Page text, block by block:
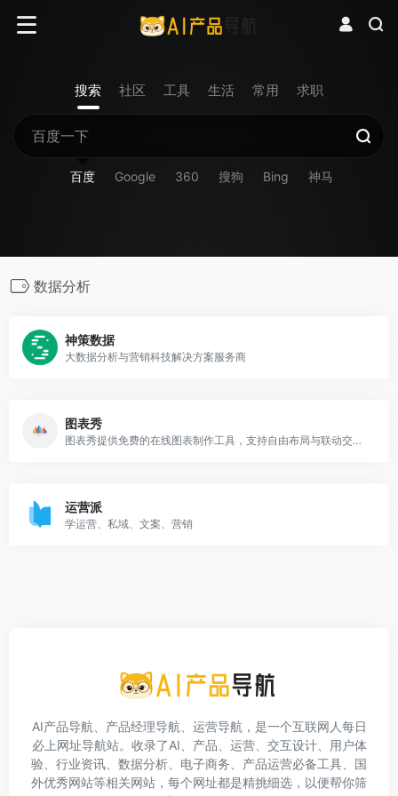
搜索 社区 工具 生活 常用 求职
百度 Google 360 搜狗 Bing 神马
数据分析
神策数据
大数据分析与营销科技解决方案服务商
图表秀
图表秀提供免费的在线图表制作工具，支持自由布局与联动交互分析，操作简单，支持动态交互的高级数据可视化分析图表的制作，图表美观，支持将图表分享到微信、微博等社交网络上。图表工具,免费图表,图表制作软件,数据可视化,数据分析,数据展示,图表软件,可视化分析软,酷炫图表,数据仪表盘,交互式数据,ppt图表,数据分析软件,Excel图表,柱状图,统计图,K线图,雷达图,热力图,关系图,四象限图,标签云
运营派
学运营、私域、文案、营销
AI产品导航、产品经理导航、运营导航，是一个互联网人每日
必上网址导航站。收录了AI、产品、运营、交互设计、用户体
验、行业资讯、数据分析、电子商务、产品运营必备工具、国
外优秀网站等相关网站，每个网址都是精挑细选，以便帮你筛